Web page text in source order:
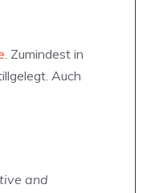
. Zumindest in
Auch
and